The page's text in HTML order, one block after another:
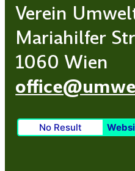
Verein
Mariahilfer
1060 Wien
No Result